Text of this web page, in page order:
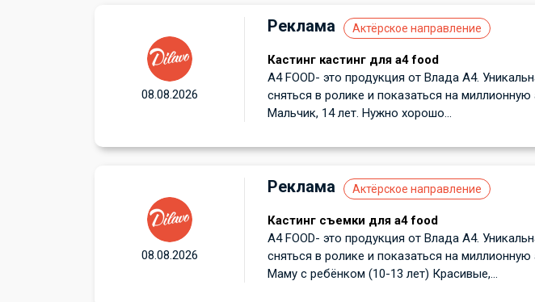
Реклама Актёрское направление
Кастинг кастинг для а4 food
А4 FOOD- это продукция от Влада А4.
сняться в ролике и показаться на
Мальчик, 14 лет. Нужно хорошо...
08.08.2026
Реклама Актёрское направление
Кастинг съемки для a4 food
А4 FOOD- это продукция от Влада А4.
сняться в ролике и показаться на
Маму с ребёнком (10-13 лет) Красивые,...
08.08.2026